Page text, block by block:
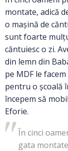
montate, adică
o mașină de
sunt foarte
căntuiesc o zi.
din lemn din
pe MDF le
pentru o școală
începem să
Eforie.
În cinci
gata